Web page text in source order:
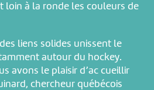
loin à la ronde les couleurs de
liens solides unissent le
autour du hockey.
avons le plaisir d’ac cueillir
chercheur québécois